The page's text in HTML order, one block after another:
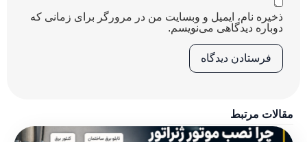
ذخیره نام، ایمیل و وبسایت من در مرورگر برای زمانی که
دوباره دیدگاهی می‌نویسم.
مقالات مرتبط